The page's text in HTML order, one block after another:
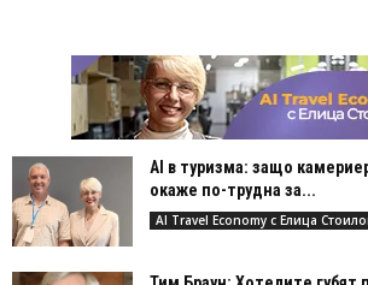
AI в туризма: защо
окаже по-трудна за...
AI Travel Economy с Елица